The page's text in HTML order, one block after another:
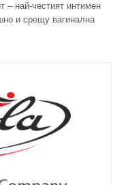
– най-честият интимен
и срещу вагинална